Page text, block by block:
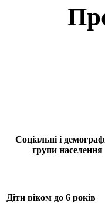
Соціальні і
групи населення
Діти віком до 6 років